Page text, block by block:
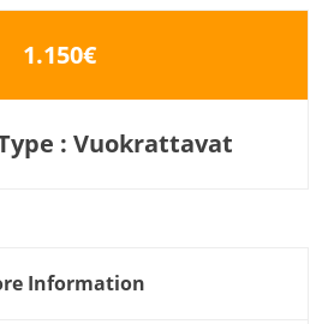
1.150€
: Vuokrattavat
Information